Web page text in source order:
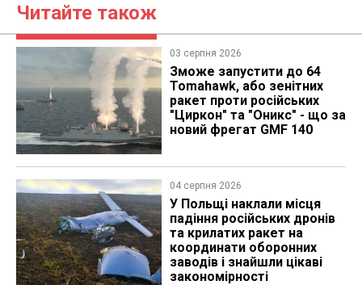
Читайте також
03 серпня 2026
Зможе запустити до 64
Tomahawk, або зенітних
ракет проти російських
"Циркон" та "Оникс" - що за
новий фрегат GMF 140
04 серпня 2026
У Польщі наклали місця
падіння російських дронів
та крилатих ракет на
координати оборонних
заводів і знайшли цікаві
закономірності